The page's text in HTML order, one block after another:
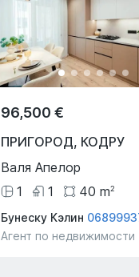
96,500 €
ПРИГОРОД, КОДРУ
Валя Апелор
1
1 40 m2
Бунеску Кэлин
Агент по недвижимости